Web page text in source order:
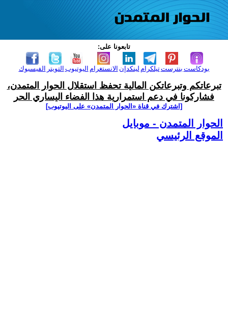
تابعونا على:
الفيسبوك التويتر اليوتيوب الانستغرام لينكدإن تيلكرامبنترست بودكاست
تبرعاتكم وتبرعاتكن المالية تحفظ استقلال الحوار المتمدن،
فشاركونا في دعم استمرارية هذا الفضاء اليساري الحر
[اشترك في قناة ‫«الحوار المتمدن» على اليوتيوب]
الحوار المتمدن - موبايل
الموقع الرئيسي